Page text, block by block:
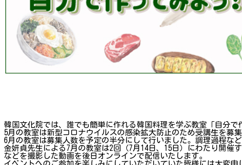
韓国文化院では、誰でも簡単に作れる韓国料理を学ぶ教室「自分で
5月の教室は新型コロナウイルスの感染拡大防止のため受講生を募
6月の教室は募集人数を予定の半分にして行いました。調理過程な
金妍貞先生による7月の教室は2回（7月14日、15日）にわたり開
などを撮影した動画を後日オンラインで配信いたします。